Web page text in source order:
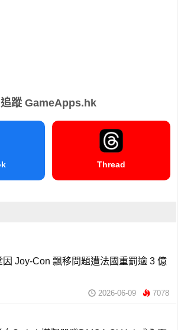
追蹤 GameApps.hk
Thread
因 Joy-Con 飄移問題遭法國重罰逾 3 億
2026-06-09 7078